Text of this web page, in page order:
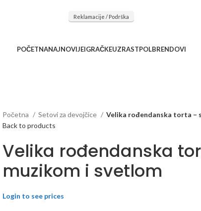
Reklamacije / Podrška
POČETNANAJNOVIJEIGRAČKEUZRASTPOLBRENDOVI
Početna Setovi za devojčice
Velika rođendanska torta –
Back to products
Velika rođendanska
muzikom i svetlom
Login to see prices